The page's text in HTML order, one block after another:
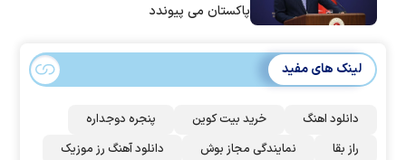
پاکستان می پیوندد
لینک های مفید
دانلود اهنگ خرید بیت کوین
پنجره دوجداره
راز بقا
نمایندگی مجاز بوش
دانلود آهنگ رز‌ موزیک